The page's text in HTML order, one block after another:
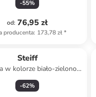
-55%
od: 76,95 zł
producenta: 173,78 zł*
Steiff
w kolorze biało-zielono-
czerwonym
-62%